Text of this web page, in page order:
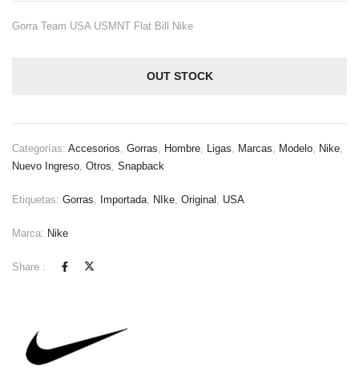
Gorra Team USA USMNT Flat Bill Nike
OUT STOCK
Categorías: Accesorios, Gorras, Hombre, Ligas, Marcas, Modelo, Nike,
Nuevo Ingreso, Otros, Snapback
Etiquetas: Gorras, Importada, NIke, Original , USA
Marca: Nike
Share :